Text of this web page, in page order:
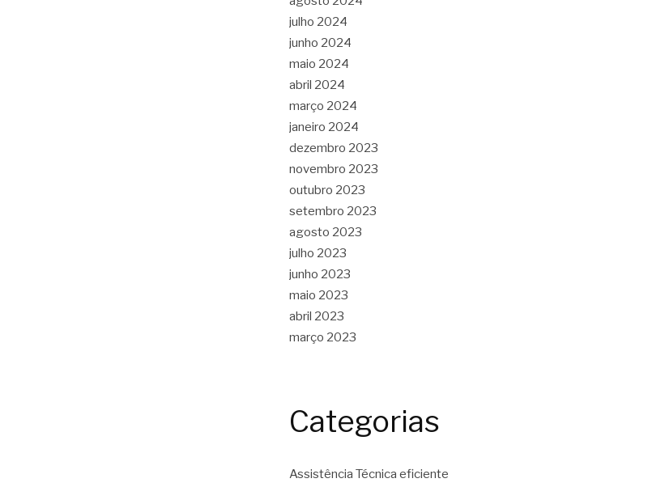
julho 2024
junho 2024
maio 2024
abril 2024
março 2024
janeiro 2024
dezembro 2023
novembro 2023
outubro 2023
setembro 2023
agosto 2023
julho 2023
junho 2023
maio 2023
abril 2023
março 2023
Categorias
Assistência Técnica eficiente